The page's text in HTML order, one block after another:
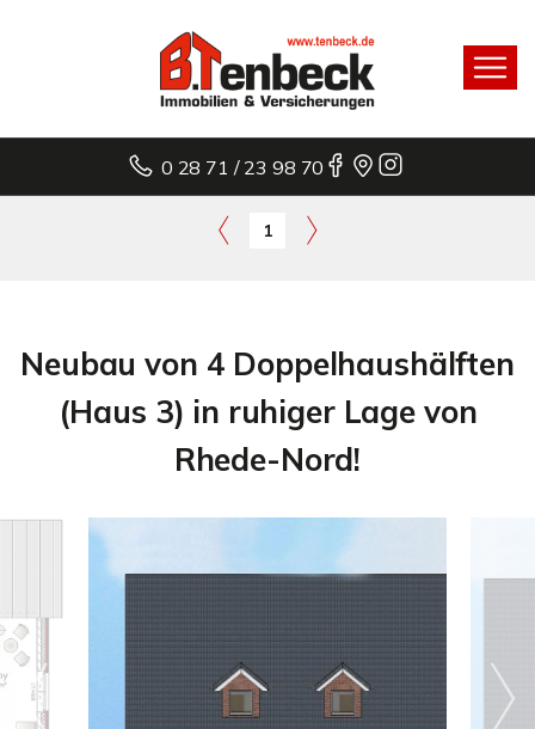
0 28 71 / 23 98 70
1
Neubau von 4 Doppelhaushälften
(Haus 3) in ruhiger Lage von
Rhede-Nord!